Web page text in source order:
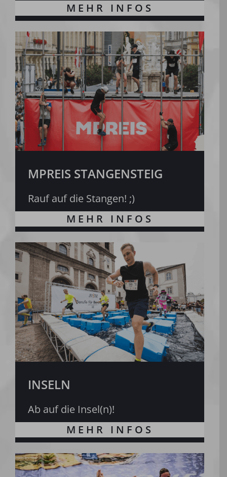
MPREIS STANGENSTEIG
Rauf auf die Stangen! ;)
INSELN
Ab auf die Insel(n)!